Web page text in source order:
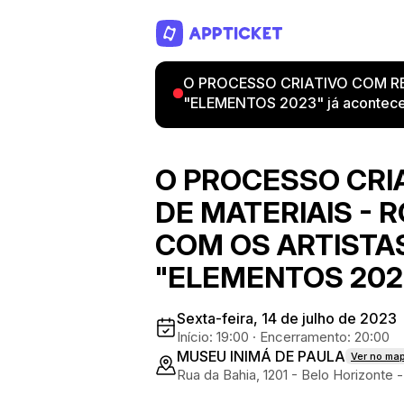
O PROCESSO CRIATIVO COM
"ELEMENTOS 2023" já
O PROCESSO
DE MATERIAIS -
COM OS
"ELEMENTOS
Sexta-feira, 14 de julho de 2023
Início: 19:00 · Encerramento: 20:00
MUSEU INIMÁ DE PAULA Ver no
Rua da Bahia, 1201 - Belo Horizonte